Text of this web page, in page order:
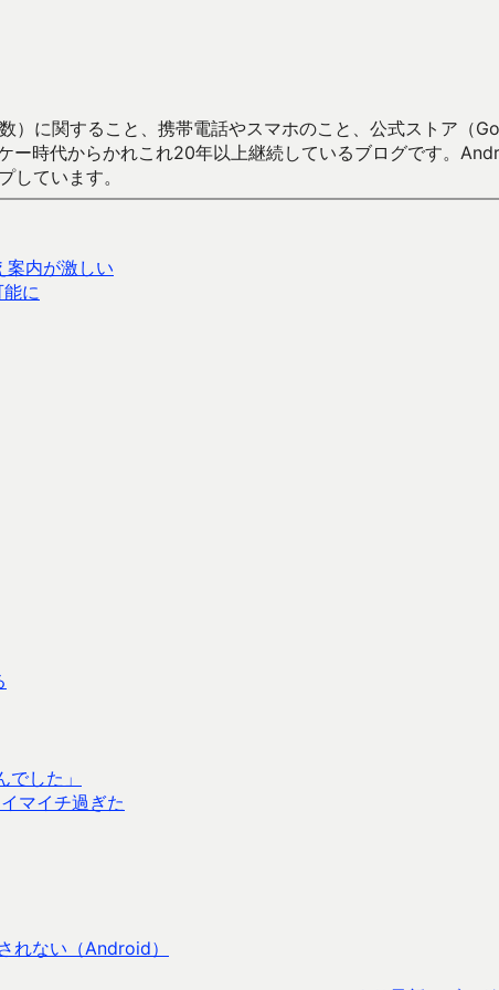
）に関すること、携帯電話やスマホのこと、公式ストア（
ー時代からかれこれ20年以上継続しているブログです。
ています。
案内が激しい
に
した」
マイチ過ぎた
れない（Android）